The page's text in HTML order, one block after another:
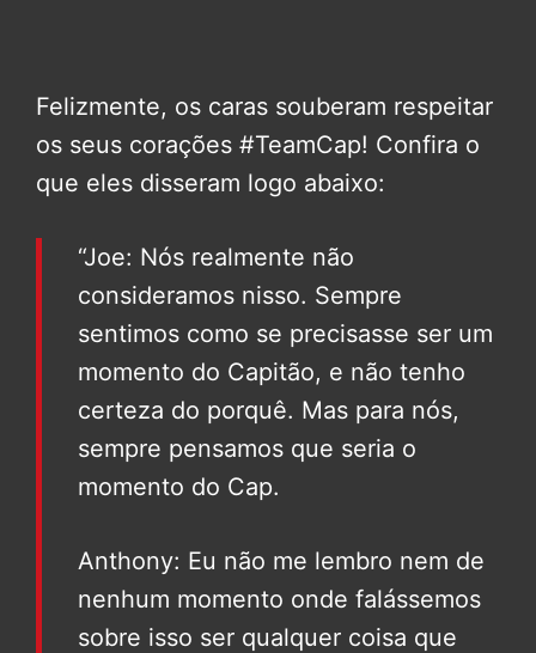
Felizmente, os caras souberam respeitar
os seus corações #TeamCap! Confira o
que eles disseram logo abaixo:
“Joe: Nós realmente não
consideramos nisso. Sempre
sentimos como se precisasse ser um
momento do Capitão, e não tenho
certeza do porquê. Mas para nós,
sempre pensamos que seria o
momento do Cap.
Anthony: Eu não me lembro nem de
nenhum momento onde falássemos
sobre isso ser qualquer coisa que